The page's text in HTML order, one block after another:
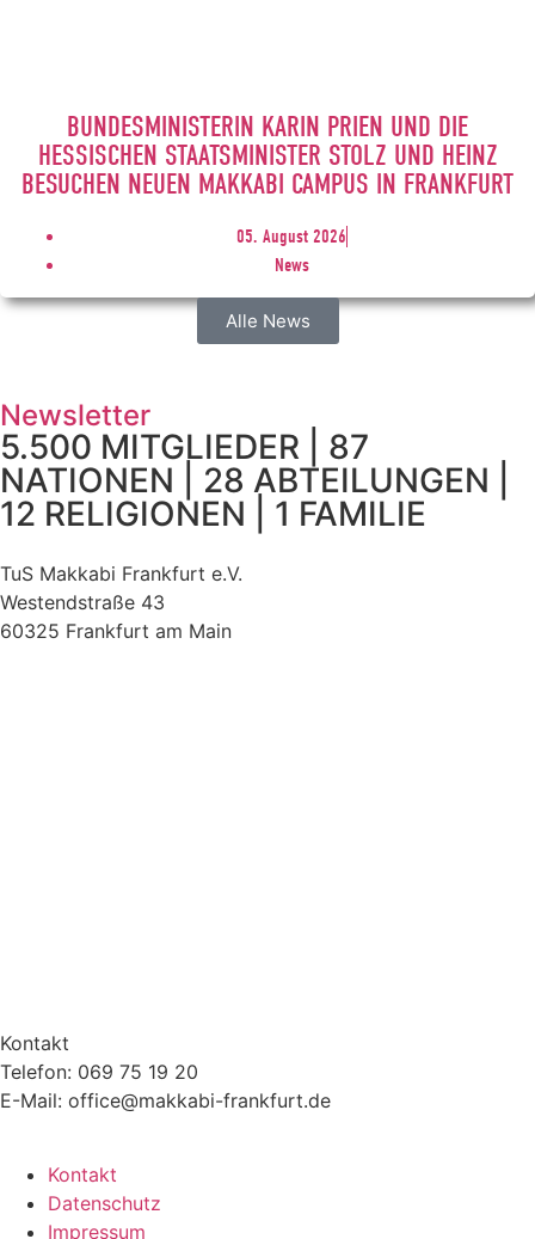
BUNDESMINISTERIN KARIN PRIEN UND DIE
HESSISCHEN STAATSMINISTER STOLZ UND HEINZ
BESUCHEN NEUEN MAKKABI CAMPUS IN FRANKFURT
05. August 2026
News
Alle News
Newsletter
5.500 MITGLIEDER | 87
NATIONEN | 28 ABTEILUNGEN |
12 RELIGIONEN | 1 FAMILIE
TuS Makkabi Frankfurt e.V.
Westendstraße 43
60325 Frankfurt am Main
Kontakt
Telefon: 069 75 19 20
E-Mail: office@makkabi-frankfurt.de
Kontakt
Datenschutz
Impressum